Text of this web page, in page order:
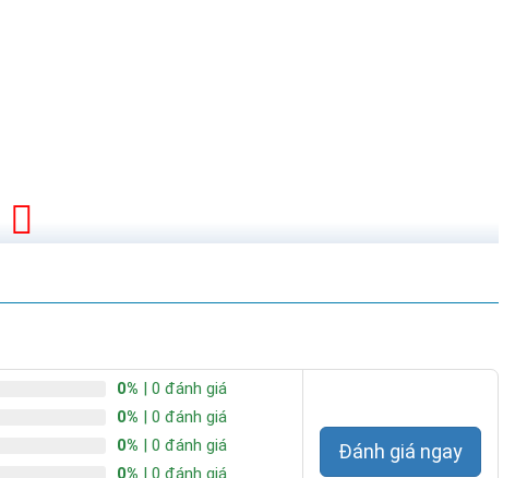
0% | 0 đánh giá
0% | 0 đánh giá
0% | 0 đánh giá
0% | 0 đánh giá
Đánh giá ngay